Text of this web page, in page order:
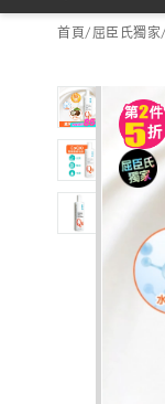
首頁/ 屈臣氏獨家/